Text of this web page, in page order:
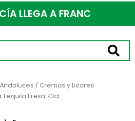
LLEGA AF RANCIA
/ Cremas y Licores
Tequila Fresa 70cl